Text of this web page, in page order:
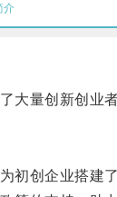
介
量创新创业者
创企业搭建了